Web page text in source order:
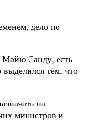
дело по
Майю Санду, есть
выделился тем, что
на
министров и